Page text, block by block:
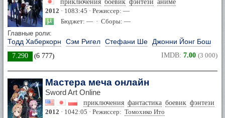
приключения боевик фэнтези аниме
2012 · 1083:45 · Режиссер: —
Бюджет: — · Сборы: —
Главные роли:
Тодд Хаберкорн Сэм Ригел Стефани Ше Джонни Йонг Бош
7.290 (6 777) IMDB: 7.00 (3 000)
Мастера меча онлайн
Sword Art Online
приключения фантастика боевик фэнтези
2012 · 1042:05 · Режиссер: Томохико Ито